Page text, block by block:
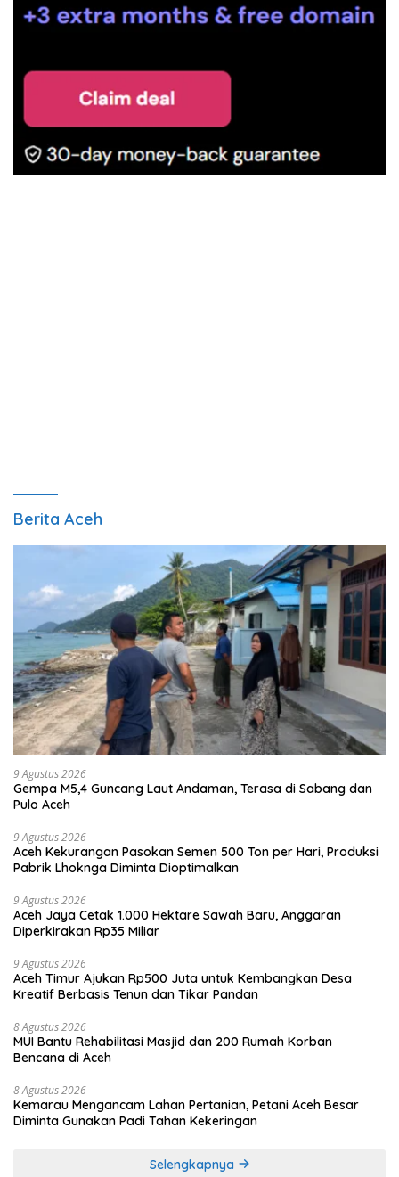
Berita Aceh
9 Agustus 2026
Gempa M5,4 Guncang Laut Andaman, Terasa di Sabang dan
Pulo Aceh
9 Agustus 2026
Aceh Kekurangan Pasokan Semen 500 Ton per Hari, Produksi
Pabrik Lhoknga Diminta Dioptimalkan
9 Agustus 2026
Aceh Jaya Cetak 1.000 Hektare Sawah Baru, Anggaran
Diperkirakan Rp35 Miliar
9 Agustus 2026
Aceh Timur Ajukan Rp500 Juta untuk Kembangkan Desa
Kreatif Berbasis Tenun dan Tikar Pandan
8 Agustus 2026
MUI Bantu Rehabilitasi Masjid dan 200 Rumah Korban
Bencana di Aceh
8 Agustus 2026
Kemarau Mengancam Lahan Pertanian, Petani Aceh Besar
Diminta Gunakan Padi Tahan Kekeringan
Selengkapnya